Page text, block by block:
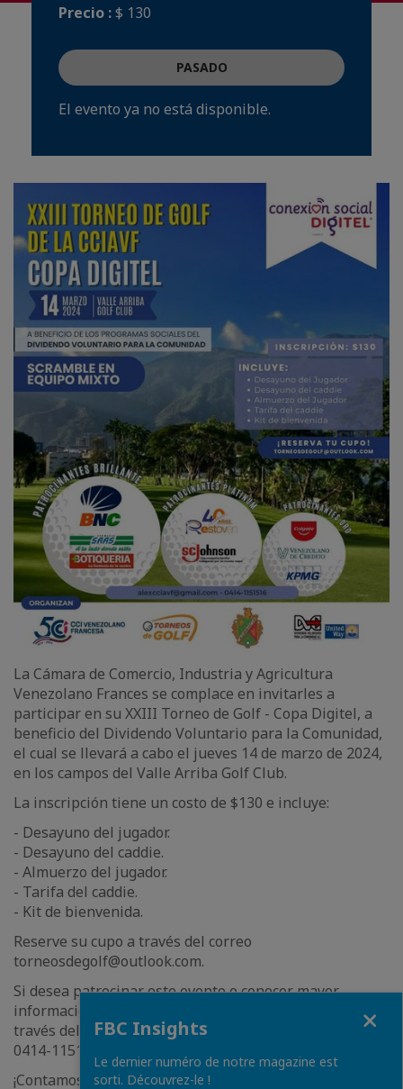
Precio :$ 130
PASADO
El evento ya no está disponible.
La Cámara de Comercio, Industria y Agricultura
Venezolano Frances se complace en invitarles a
participar en su XXIII Torneo de Golf - Copa Digitel, a
beneficio del Dividendo Voluntario para la Comunidad,
el cual se llevará a cabo el jueves 14 de marzo de 2024,
en los campos del Valle Arriba Golf Club.
La inscripción tiene un costo de $130 e incluye:
- Desayuno del jugador.
- Desayuno del caddie.
- Almuerzo del jugador.
- Tarifa del caddie.
- Kit de bienvenida.
Reserve su cupo a través del correo
torneosdegolf@outlook.com.
Si desea patrocinar este evento o conocer mayor
información, no dude contactar al Sr. Alex Torres a
través del correo alexcciavf@gmail.com o al teléfono
0414-1151516.
¡Contamos con su apoyo y participación!
FBC Insights
Le dernier numéro de notre magazine est
sorti. Découvrez-le !